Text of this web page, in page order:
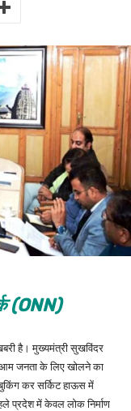
(ONN)
है। मुख्यमंत्री सुखविंदर
जनता के लिए खोलने का
कर सर्किट हाऊस में
प्रदेश में केवल लोक निर्माण